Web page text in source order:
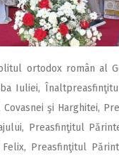
ortodox român al
Iuliei,
şi Harghitei,
Preasfinţitul
Prea­sfinţitul